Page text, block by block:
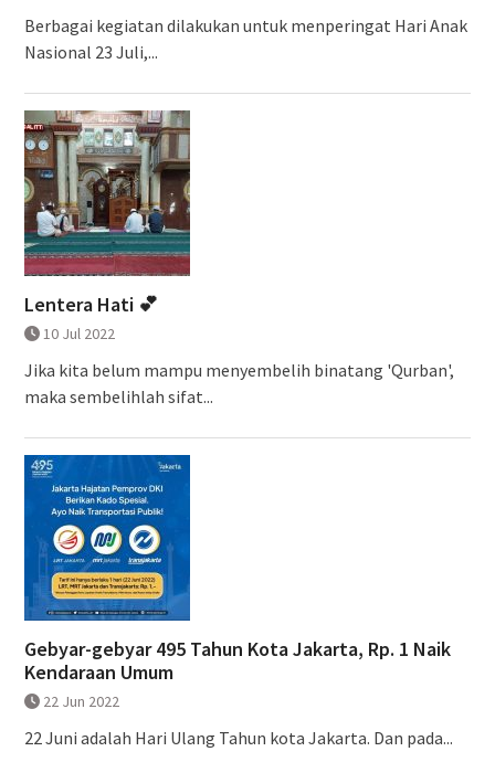
Berbagai kegiatan dilakukan untuk menperingat Hari Anak
Nasional 23 Juli,...
Lentera Hati 💕
10 Jul 2022
Jika kita belum mampu menyembelih binatang 'Qurban',
maka sembelihlah sifat...
Gebyar-gebyar 495 Tahun Kota Jakarta, Rp. 1 Naik
Kendaraan Umum
22 Jun 2022
22 Juni adalah Hari Ulang Tahun kota Jakarta. Dan pada...